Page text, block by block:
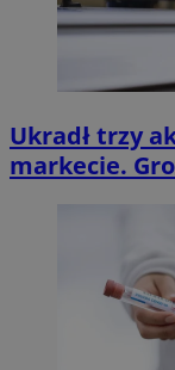
Ukradł trzy
markecie.